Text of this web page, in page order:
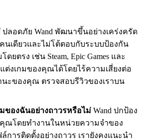
ปลอดภัย Wand พัฒนาขึ้นอย่างเคร่งครัด
นเดียวและไม่โต้ตอบกับระบบป้องกัน
ยตรง เช่น Steam, Epic Games และ
งเกมของคุณได้โดยไร้ความเสี่ยงต่อ
ะของคุณ ตรวจสอบรีวิวของเราบน
มของฉันอย่างถาวรหรือไม่ Wand ปกป้อง
ณโดยทำงานในหน่วยความจำของ
การติดตั้งอย่างถาวร เรายังคงแนะนำ